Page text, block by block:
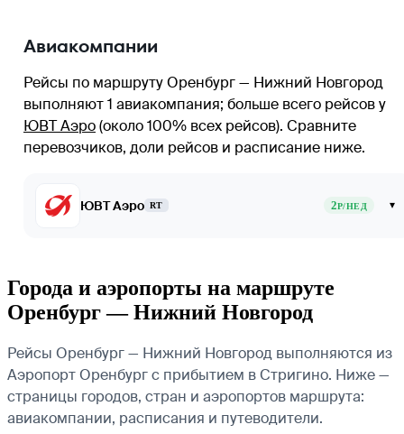
Авиакомпании
Рейсы по маршруту Оренбург — Нижний Новгород
выполняют 1 авиакомпания; больше всего рейсов у
ЮВТ Аэро(около 100% всех рейсов). Сравните
перевозчиков, доли рейсов и расписание ниже.
ЮВТ Аэро RT 2Р/НЕД ▾
Города и аэропорты на маршруте
Оренбург — Нижний Новгород
Рейсы Оренбург — Нижний Новгород выполняются из
Аэропорт Оренбург с прибытием в Стригино. Ниже —
страницы городов, стран и аэропортов маршрута:
авиакомпании, расписания и путеводители.